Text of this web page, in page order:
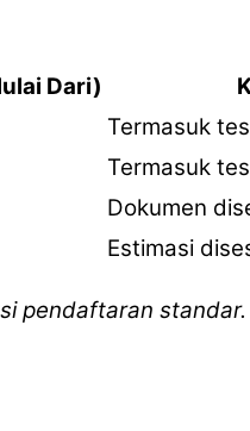
Dari)
Termasuk
Termasuk
Dokumen
Estimasi
pendaftaran